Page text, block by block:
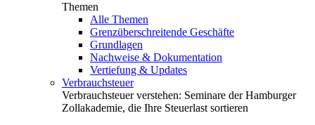
Themen
Alle Themen
Grenzüberschreitende Geschäfte
Grundlagen
Nachweise & Dokumentation
Vertiefung & Updates
Verbrauchsteuer
Verbrauchsteuer verstehen: Seminare der Hamburger
Zollakademie, die Ihre Steuerlast sortieren